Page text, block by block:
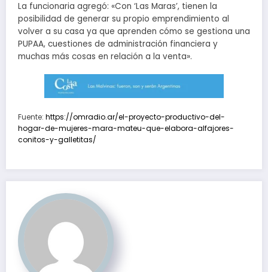
La funcionaria agregó: «Con ‘Las Maras’, tienen la
posibilidad de generar su propio emprendimiento al
volver a su casa ya que aprenden cómo se gestiona una
PUPAA, cuestiones de administración financiera y
muchas más cosas en relación a la venta».
Fuente: https://omradio.ar/el-proyecto-productivo-del-
hogar-de-mujeres-mara-mateu-que-elabora-alfajores-
conitos-y-galletitas/